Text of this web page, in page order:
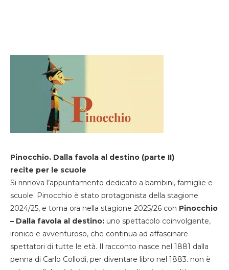
Pinocchio. Dalla favola al destino (parte II)
recite per le scuole
Si rinnova l’appuntamento dedicato a bambini, famiglie e
scuole. Pinocchio è stato protagonista della stagione
2024/25, e torna ora nella stagione 2025/26 con Pinocchio
– Dalla favola al destino: uno spettacolo coinvolgente,
ironico e avventuroso, che continua ad affascinare
spettatori di tutte le età. Il racconto nasce nel 1881 dalla
penna di Carlo Collodi, per diventare libro nel 1883. non è